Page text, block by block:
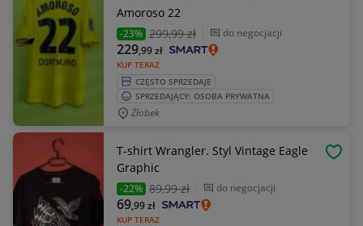
Amoroso 22
-23% 299,99 zł do negocjacji
KUP TERAZ
229,99zł
CZĘSTO SPRZEDAJE
SPRZEDAJĄCY: OSOBA PRYWATNA
Żłobek
T-shirt Wrangler. Styl Vintage Eagle
Graphic
-22% 89,99 zł do negocjacji
KUP TERAZ
69,99zł